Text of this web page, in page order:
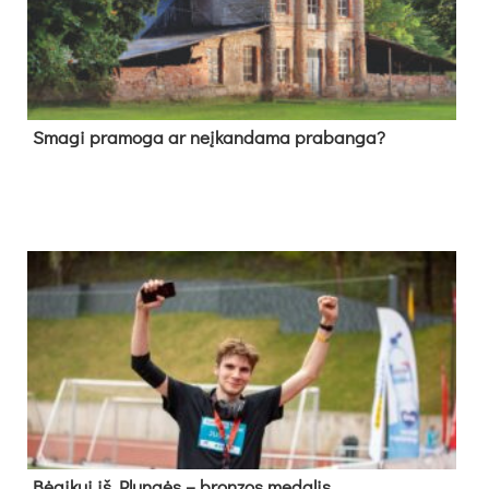
Sma­gi pra­mo­ga ar neį­kan­da­ma pra­ban­ga?